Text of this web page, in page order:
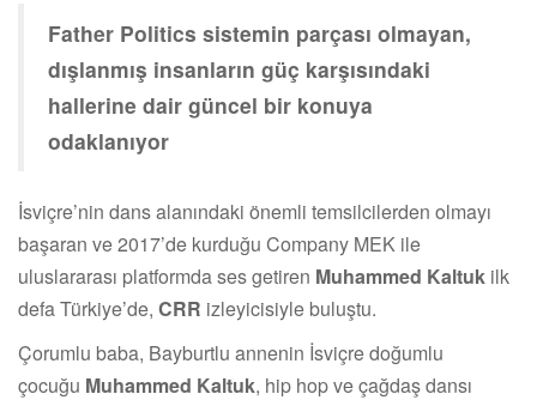
Father Politics sistemin parçası olmayan,
dışlanmış insanların güç karşısındaki
hallerine dair güncel bir konuya
odaklanıyor
İsviçre’nin dans alanındaki önemli temsilcilerden olmayı
başaran ve 2017’de kurduğu Company MEK ile
uluslararası platformda ses getiren Muhammed Kaltuk ilk
defa Türkiye’de, CRR izleyicisiyle buluştu.
Çorumlu baba, Bayburtlu annenin İsviçre doğumlu
çocuğu Muhammed Kaltuk, hip hop ve çağdaş dansı